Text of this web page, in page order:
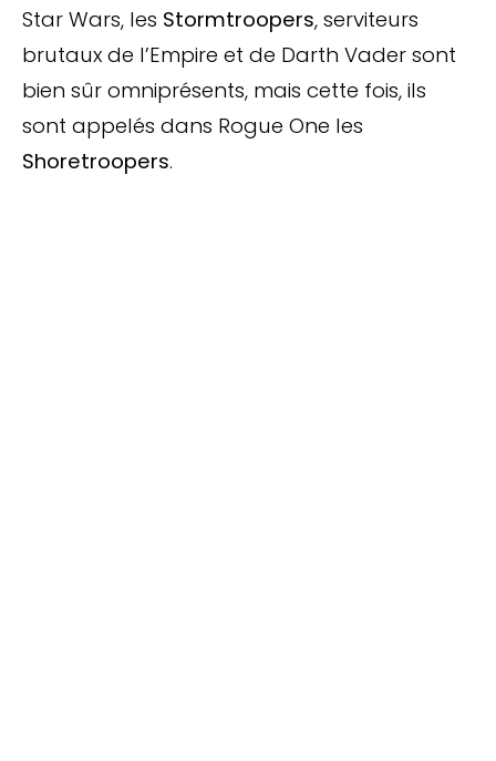
Star Wars, les Stormtroopers, serviteurs
brutaux de l’Empire et de Darth Vader sont
bien sûr omniprésents, mais cette fois, ils
sont appelés dans Rogue One les
Shoretroopers.